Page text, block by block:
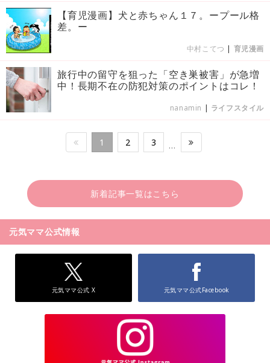
【育児漫画】犬と赤ちゃん１７。ープール格
差。ー
中村こてつ | 育児漫画
旅行中の留守を狙った「空き巣被害」が急増
中！長期不在の防犯対策のポイントはコレ！
nanamin | ライフスタイル
1 2 3 …
新着記事一覧はこちら
元気ママ公式情報
元気ママ公式 X 元気ママ公式Facebook